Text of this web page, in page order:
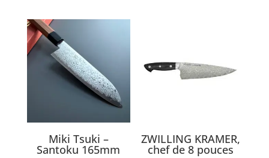
Miki Tsuki –
Santoku 165mm
ZWILLING KRAMER,
chef de 8 pouces